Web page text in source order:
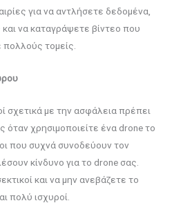
για να αντλήσετε δεδομένα,
να καταγράψετε βίντεο που
πολλούς τομείς.
σχετικά με την ασφάλεια πρέπει
όταν χρησιμοποιείτε ένα drone το
που συχνά συνοδεύουν τον
κίνδυνο για το drone σας.
και να μην ανεβάζετε το
πολύ ισχυροί.